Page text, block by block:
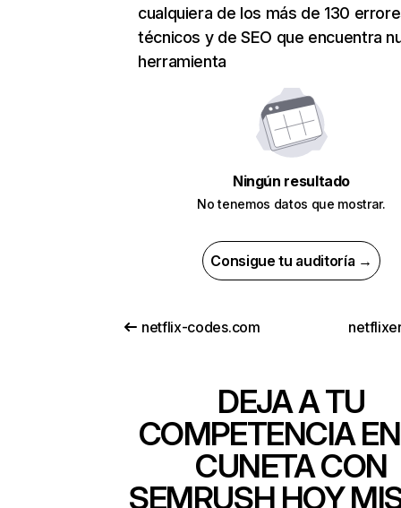
cualquiera de los más de 130
técnicos y de SEO que encuentra
herramienta
Ningún resultado
No tenemos datos que mostrar.
Consigue tu auditoría →
netflix-codes.com
DEJA A TU
COMPETENCIA
CUNETA CON
SEMRUSH HOY